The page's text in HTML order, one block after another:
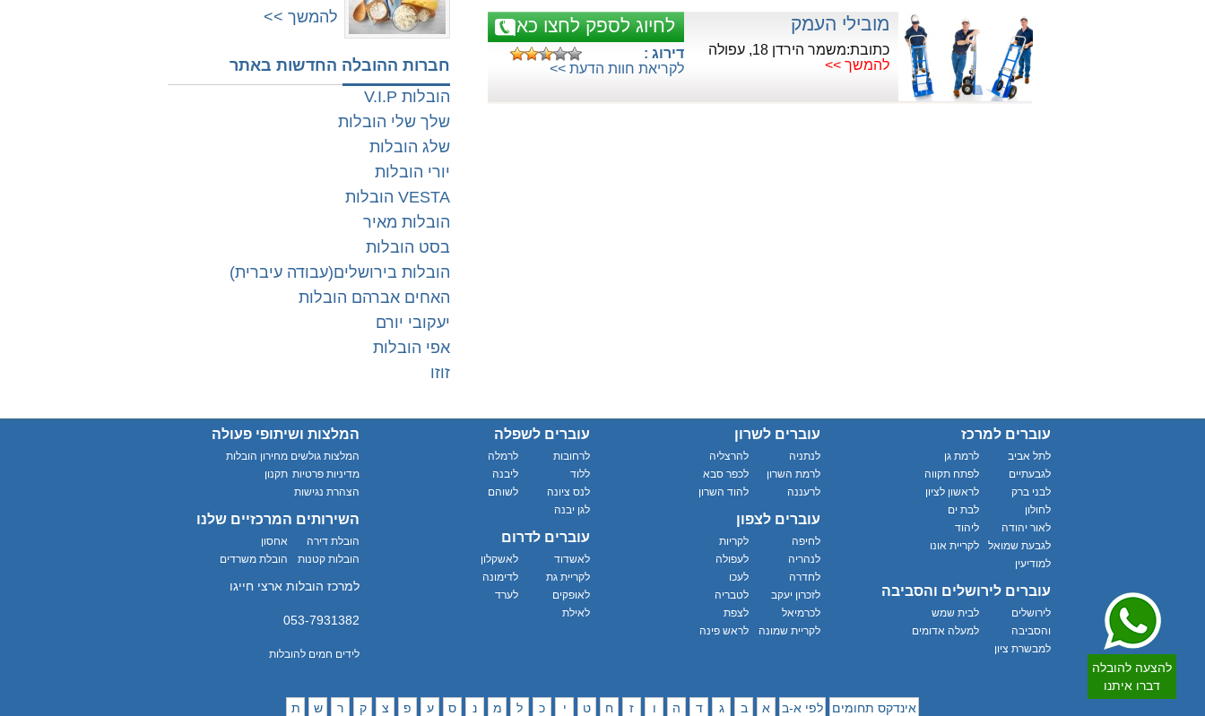
מובילי העמק לחיוג לספק לחצו כאן
כתובת:משמר הירדן 18, עפולה
להמשך >>
דירוג :
לקריאת חוות הדעת >>
להמשך >>
חברות ההובלה החדשות באתר
הובלות V.I.P
שלך שלי הובלות
שלג הובלות
יורי הובלות
VESTA הובלות
הובלות מאיר
בסט הובלות
הובלות בירושלים(עבודה עיברית)
האחים אברהם הובלות
יעקובי יורם
אפי הובלות
זוזו
עוברים למרכז
לתל אביב
לרמת גן
לגבעתיים
לפתח תקווה
לבני ברק
לראשון לציון
לחולון
לבת ים
לאור יהודה
ליהוד
לגבעת שמואל
לקריית אונו
למודיעין
עוברים לירושלים והסביבה
לירושלים
והסביבה
לבית שמש
למעלה אדומים
למבשרת ציון
עוברים לשרון
לנתניה
להרצליה
לרמת השרון
לכפר סבא
לרעננה
להוד השרון
עוברים לצפון
לחיפה
לקריות
לנהריה
לעפולה
לחדרה
לעכו
לזכרון יעקב
לטבריה
לכרמיאל
לצפת
לקריית שמונה
לראש פינה
עוברים לשפלה
לרחובות
לרמלה
ללוד
ליבנה
לנס ציונה
לשוהם
לגן יבנה
עוברים לדרום
לאשדוד
לאשקלון
לקריית גת
לדימונה
לאופקים
לערד
לאילת
המלצות ושיתופי פעולה
המלצות גולשים מחירון הובלות
מדיניות פרטיות תקנון
הצהרת נגישות
השירותים המרכזיים שלנו
הובלת דירה
אחסון
הובלות קטנות
הובלת משרדים
למרכז הובלות ארצי חייגו
053-7931382
לידים חמים להובלות
אינדקס תחומים לפי א-ב א ב ג ד ה ו ז ח ט י כ ל מ נ ס ע פ צ ק ר ש ת
להצעה להובלה
דברו איתנו